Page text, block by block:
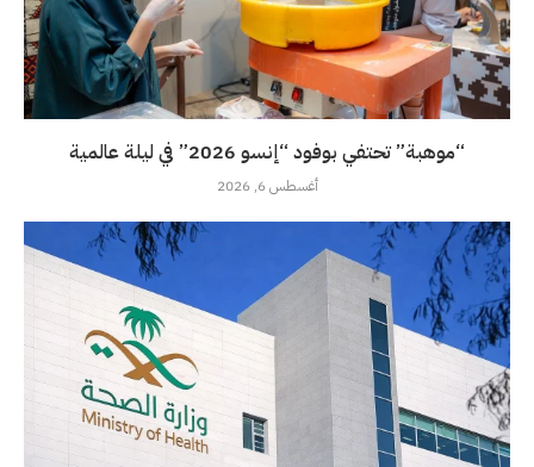
“موهبة” تحتفي بوفود “إنسو 2026” في ليلة عالمية
أغسطس 6, 2026